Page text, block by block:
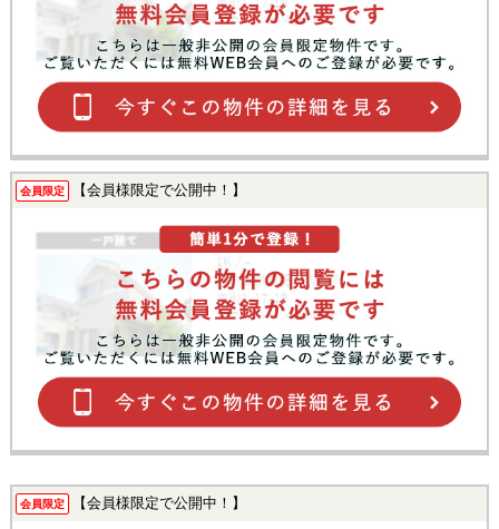
会員限定 【会員様限定で公開中！】
会員限定 【会員様限定で公開中！】